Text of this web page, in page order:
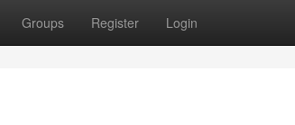
Groups Register Login